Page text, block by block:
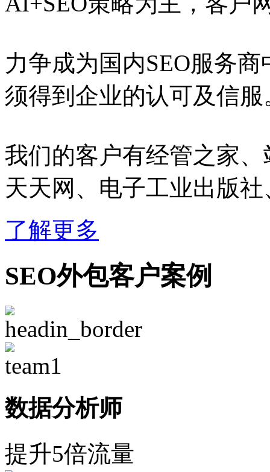
力争成为国内SEO服务
须得到企业的认可及信服
我们的客户有经管之家
天天网、电子工业出版
了解更多
SEO外包客户案例
数据分析师
提升5倍流量